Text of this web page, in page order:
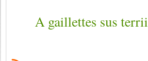
A gaillettes sus terrii